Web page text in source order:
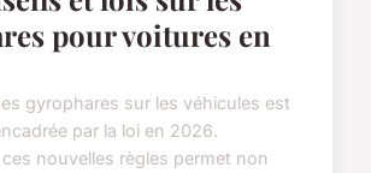
pour voitures en
gyrophares sur les véhicules est
par la loi en 2026.
nouvelles règles permet non